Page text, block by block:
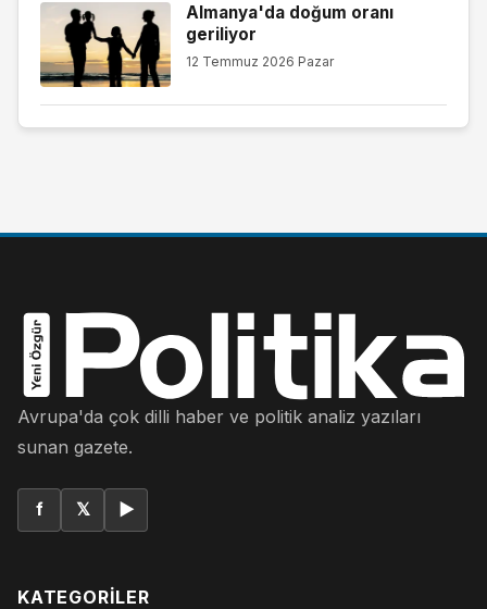
Almanya'da doğum oranı
geriliyor
12 Temmuz 2026 Pazar
Avrupa'da çok dilli haber ve politik analiz yazıları
sunan gazete.
f 𝕏 ▶
KATEGORILER